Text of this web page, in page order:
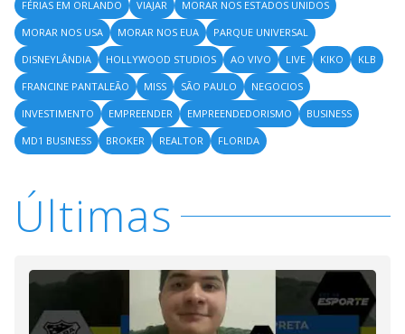
FÉRIAS EM ORLANDO
VIAJAR
MORAR NOS ESTADOS UNIDOS
MORAR NOS USA
MORAR NOS EUA
PARQUE UNIVERSAL
DISNEYLÂNDIA
HOLLYWOOD STUDIOS AO VIVO LIVE KIKO
KLB
FRANCINE PANTALEÃO
MISS SÃO PAULO
NEGOCIOS
INVESTIMENTO
EMPREENDER EMPREENDEDORISMO
BUSINESS
MD1 BUSINESS
BROKER REALTOR FLORIDA
Últimas